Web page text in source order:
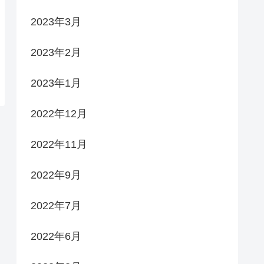
2023年3月
2023年2月
2023年1月
2022年12月
2022年11月
2022年9月
2022年7月
2022年6月